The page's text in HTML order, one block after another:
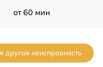
от 60 мин
другая неисправность